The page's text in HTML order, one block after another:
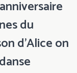
du
d’Alice on